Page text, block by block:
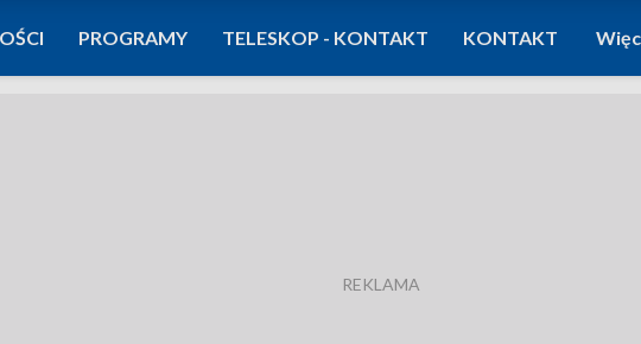
PROGRAMY TELESKOP - KONTAKT KONTAKT